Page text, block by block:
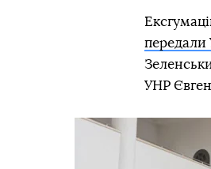
передали
УНР